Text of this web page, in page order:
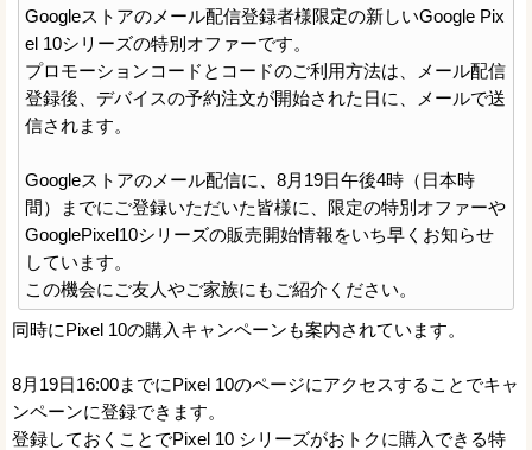
Googleストアのメール配信登録者様限定の新しいGoogle Pix
el 10シリーズの特別オファーです。
プロモーションコードとコードのご利用方法は、メール配信
登録後、デバイスの予約注文が開始された日に、メールで送
信されます。
Googleストアのメール配信に、8月19日午後4時（日本時
間）までにご登録いただいた皆様に、限定の特別オファーや
GooglePixel10シリーズの販売開始情報をいち早くお知らせ
しています。
この機会にご友人やご家族にもご紹介ください。
同時にPixel 10の購入キャンペーンも案内されています。
8月19日16:00までにPixel 10のページにアクセスすることでキャ
ンペーンに登録できます。
登録しておくことでPixel 10 シリーズがおトクに購入できる特